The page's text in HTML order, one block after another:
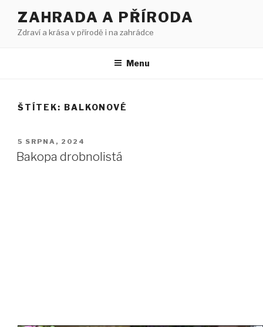
obsahu
ZAHRADA A PŘÍRODA
Zdraví a krása v přírodě i na zahrádce
Menu
ŠTÍTEK: BALKONOVÉ
PUBLIKOVÁNO
5 SRPNA, 2024
Bakopa drobnolistá